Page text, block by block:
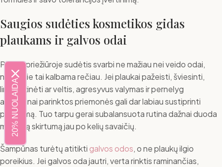
Saugios sudėties kosmetikos gidas
plaukams ir galvos odai
Plaukų priežiūroje sudėtis svarbi ne mažiau nei veido odai,
nors apie tai kalbama rečiau. Jei plaukai pažeisti, šviesinti,
linkę lūžinėti ar veltis, agresyvus valymas ir pernelyg
atsitiktinai parinktos priemonės gali dar labiau sustiprinti
problemą. Tuo tarpu gerai subalansuota rutina dažnai duoda
matomą skirtumą jau po kelių savaičių.
Šampūnas turėtų atitikti galvos odos, o ne plaukų ilgio
poreikius. Jei galvos oda jautri, verta rinktis raminančias,
20% NUOLAIDA